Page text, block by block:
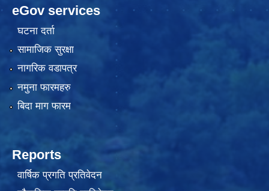
eGov services
घटना दर्ता
सामाजिक सुरक्षा
नागरिक वडापत्र
नमुना फारमहरु
बिदा माग फारम
Reports
वार्षिक प्रगति प्रतिवेदन